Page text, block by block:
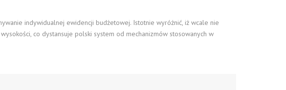
indywidualnej ewidencji budżetowej. Istotnie wyróżnić, iż wcale nie
co dystansuje polski system od mechanizmów stosowanych w